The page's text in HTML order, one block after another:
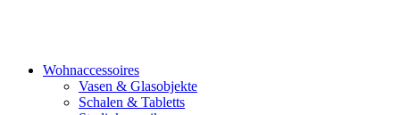
Wohnaccessoires
Vasen & Glasobjekte
Schalen & Tabletts